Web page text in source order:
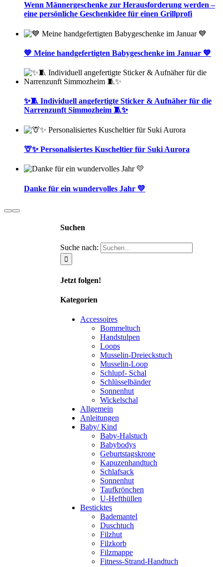
Wenn Männergeschenke zur Herausforderung werden –
eine persönliche Geschenkidee für einen Grillprofi
💙 Meine handgefertigten Babygeschenke im Januar 💙
✨🧵 Individuell angefertigte Sticker & Aufnäher für die
Narrenzunft Simmozheim 🧵✨
🦒✨ Personalisiertes Kuscheltier für Suki Aurora
Danke für ein wundervolles Jahr 💛
Suchen
Suche nach:
Jetzt folgen!
Kategorien
Accessoires
Bommeltuch
Handstulpen
Loops
Musselin-Dreieckstuch
Musselin-Loop
Schlupf- Schal
Schlüsselbänder
Sonnenhut
Wickelschal
Allgemein
Anleitungen
Baby/ Kind
Baby-Halstuch
Babybodys
Geburtstagskrone
Kapuzenhandtuch
Schlafsack
Sonnenhut
Taufkrönchen
U-Hefthüllen
Besticktes
Bademantel
Duschtuch
Filzhut
Filzkorb
Filzmappe
Fitness-Strand-Handtuch